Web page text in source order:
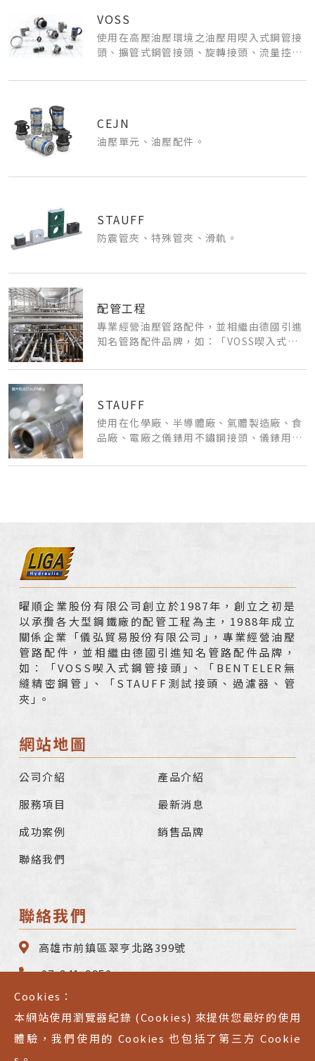
VOSS
使用在高壓油壓環境之油壓用喫入式鋼管接
頭、擴管式鋼管接頭、旋轉接頭、流量控制
CEJN
油壓單元、油壓配件。
STAUFF
防震管夾、特殊管夾、滑軌。
配管工程
專業經營油壓管路配件，並相繼由德國引進
知名管路配件品牌，如：「VOSS喫入式鋼
「STAUFF測試接頭、過濾器、管夾｣；以
接頭｣。
STAUFF
使用在化學廠、半導體廠、氣體製造廠、食
品廠、電廠之儀錶用不鏽鋼接頭、儀錶用不
曜順企業股份有限公司創立於1987年，創立之初是
以承攬各大型鋼鐵廠的配管工程為主，1988年成立
關係企業「儀弘貿易股份有限公司｣，專業經營油壓
管路配件，並相繼由德國引進知名管路配件品牌，
如：「VOSS喫入式鋼管接頭｣、「BENTELER無
縫精密鋼管｣、「STAUFF測試接頭、過濾器、管
夾｣。
網站地圖
公司介紹
產品介紹
服務項目
最新消息
成功案例
銷售品牌
聯絡我們
聯絡我們
高雄市前鎮區翠亨北路399號
07-841-9950
07-841-9930
service@litefluid.com.tw
Cookies：
本網站使用瀏覽器紀錄 (Cookies) 來提供您最好的使用
體驗，我們使用的 Cookies 也包括了第三方 Cookie